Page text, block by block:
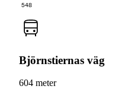
548
Björnstiernas väg
604 meter